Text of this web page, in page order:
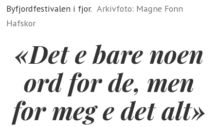
Byfjordfestivalen i fjor. Arkivfoto: Magne Fonn
Hafskor
«Det e bare noen
ord for de, men
for meg e det alt»